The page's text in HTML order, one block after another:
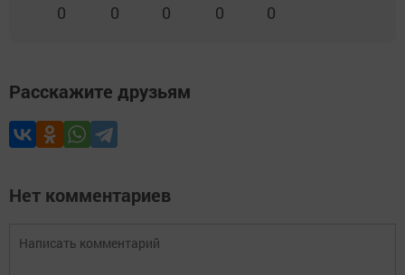
0 0 0 0 0
Расскажите друзьям
Нет комментариев